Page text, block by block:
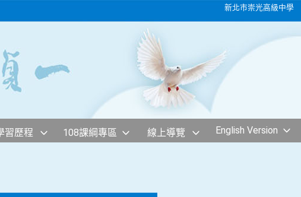
新北市崇光高級中學
習歷程 108課綱專區 線上導覽 English Version